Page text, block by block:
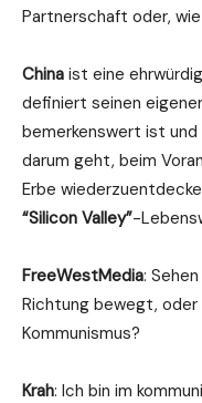
Partnerschaft oder,
China ist eine
definiert seinen
bemerkenswert ist und
darum geht, beim
Erbe
“Silicon Valley”-
FreeWestMedia:
Richtung bewegt,
Kommunismus?
Krah: Ich bin im